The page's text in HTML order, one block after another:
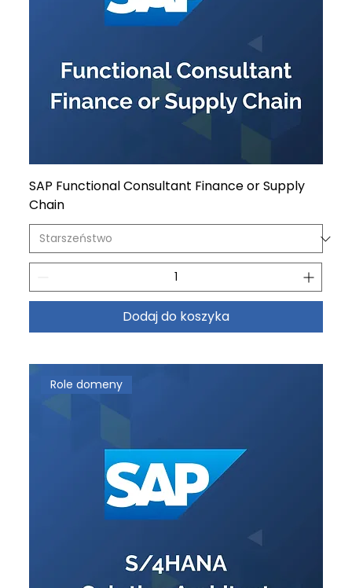
SAP Functional Consultant Finance or Supply
Chain
Dodaj do koszyka
Role domeny